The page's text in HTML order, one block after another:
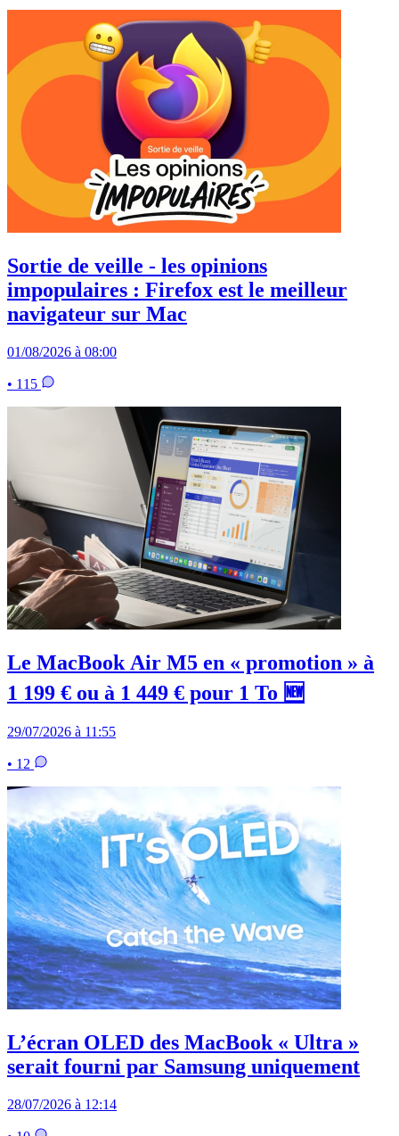
Sortie de veille - les opinions
impopulaires : Firefox est le meilleur
navigateur sur Mac
01/08/2026 à 08:00
• 115
Le MacBook Air M5 en « promotion » à
1 199 € ou à 1 449 € pour 1 To 🆕
29/07/2026 à 11:55
• 12
L’écran OLED des MacBook « Ultra »
serait fourni par Samsung uniquement
28/07/2026 à 12:14